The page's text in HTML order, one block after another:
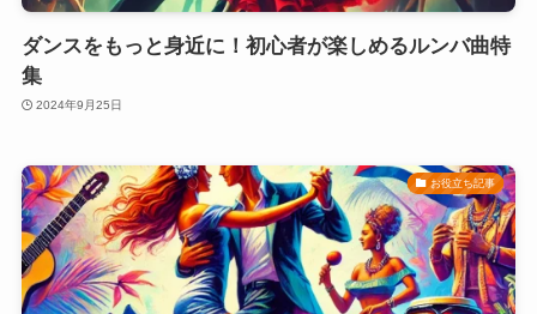
ダンスをもっと身近に！初心者が楽しめるルンバ曲特
集
2024年9月25日
お役立ち記事